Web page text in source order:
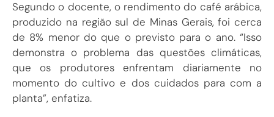
Segundo o docente, o rendimento do café arábica,
produzido na região sul de Minas Gerais, foi cerca
de 8% menor do que o previsto para o ano. “Isso
demonstra o problema das questões climáticas,
que os produtores enfrentam diariamente no
momento do cultivo e dos cuidados para com a
planta”, enfatiza.